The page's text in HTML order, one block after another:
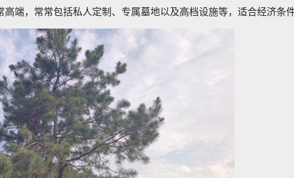
端，常常包括私人定制、专属墓地以及高档设施等，适合经济条件